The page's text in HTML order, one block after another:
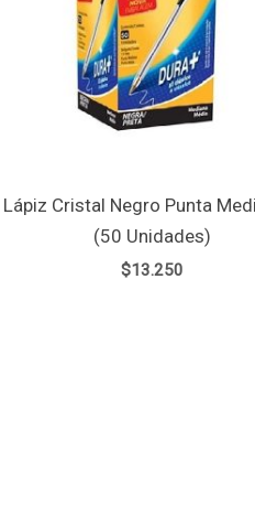
Lápiz Cristal Negro Punta
(50 Unidades)
$13.250